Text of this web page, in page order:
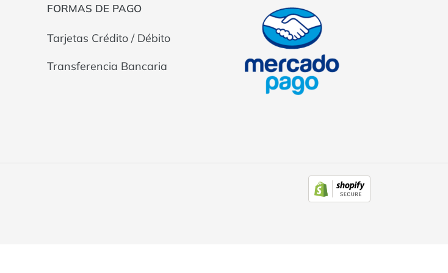
FORMAS DE PAGO
Tarjetas Crédito / Débito
Transferencia Bancaria